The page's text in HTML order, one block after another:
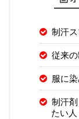
制汗
従来
服に
制汗
たい人